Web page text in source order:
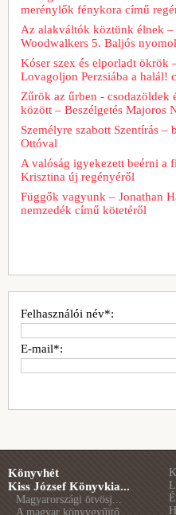
merénylők fénykora című
Az alakváltók köztünk élnek
Woodwalkers 5. Baljós
Kóser szex és elporladt ökrök
Lovagoljon Perzsiába a halál!
Zűrök az űrben - csodazöldek
között – Beszélgetés Majoros
Személyre szabott Szentírás –
Ottóval
A valóság igyekezett beérni a
Krisztina új regényéről
Függők vagyunk – Jonathan
nemzedék című kötetéről
Felhasználói név*:
E-mail*:
Könyvhét
Kiss József Könyvkia...
Magyarországi ötvösj...
A magyar könyvgyűjtő...